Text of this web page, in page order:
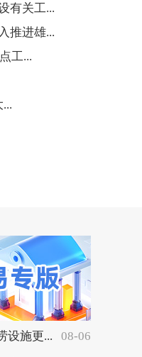
有关工...
推进雄...
工...
设施更... 08-06